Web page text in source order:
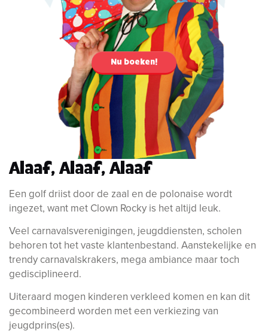
Alaaf, Alaaf, Alaaf
Een golf driist door de zaal en de polonaise wordt
ingezet, want met Clown Rocky is het altijd leuk.
Veel carnavalsverenigingen, jeugddiensten, scholen
behoren tot het vaste klantenbestand. Aanstekelijke en
trendy carnavalskrakers, mega ambiance maar toch
gedisciplineerd.
Uiteraard mogen kinderen verkleed komen en kan dit
gecombineerd worden met een verkiezing van
jeugdprins(es).
Nu boeken!